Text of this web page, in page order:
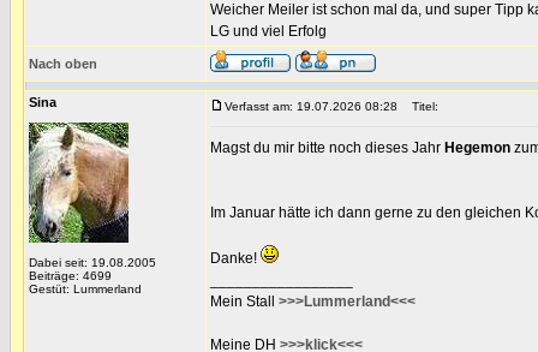
Weicher Meiler ist schon mal da, und super Tipp
LG und viel Erfolg
Nach oben
Sina
Dabei seit: 19.08.2005
Beiträge: 4699
Gestüt: Lummerland
Verfasst am: 19.07.2026 08:28 Titel:
Magst du mir bitte noch dieses Jahr Hegemon
Im Januar hätte ich dann gerne zu den gleichen
Danke!
Mein Stall >>>Lummerland<<<
Meine DH >>>klick<<<